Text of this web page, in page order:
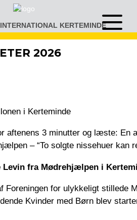
KERTEMINDEÅben
eller
luk
2026
i Kerteminde
aftenens 3 minutter og læste: En
– “To solgte nissehuer kan
fra Mødrehjælpen i
Foreningen for ulykkeligt stillede
Kvinder med Børn blev